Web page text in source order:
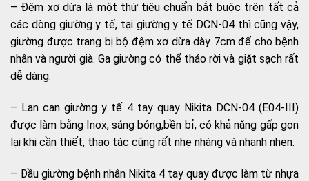
– Đệm xơ dừa là một thứ tiêu chuẩn bắt buộc trên tất cả
các dòng giường y tế, tại giường y tế DCN-04 thì cũng vậy,
giường được trang bị bộ đệm xơ dừa dày 7cm để cho bệnh
nhân và người già. Ga giường có thể tháo rời và giặt sạch rất
dễ dàng.
– Lan can giường y tế 4 tay quay Nikita DCN-04 (E04-III)
được làm bằng Inox, sáng bóng,bền bỉ, có khả năng gấp gọn
lại khi cần thiết, thao tác cũng rất nhẹ nhàng và nhanh nhẹn.
– Đầu giường bệnh nhân Nikita 4 tay quay được làm từ nhựa